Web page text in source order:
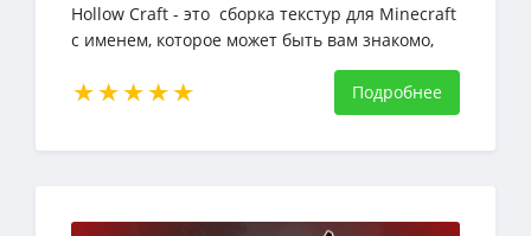
Hollow Craft - это сборка текстур для Minecraft
с именем, которое может быть вам знакомо,
если вы уже играли в Hollow Knight
Подробнее